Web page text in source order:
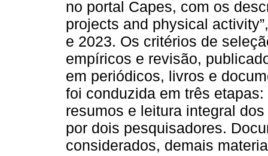
no portal Capes, com os
projects and physical
e 2023. Os critérios de
empíricos e revisão,
em periódicos, livros e
foi conduzida em três
resumos e leitura integral
por dois pesquisadores.
considerados, demais